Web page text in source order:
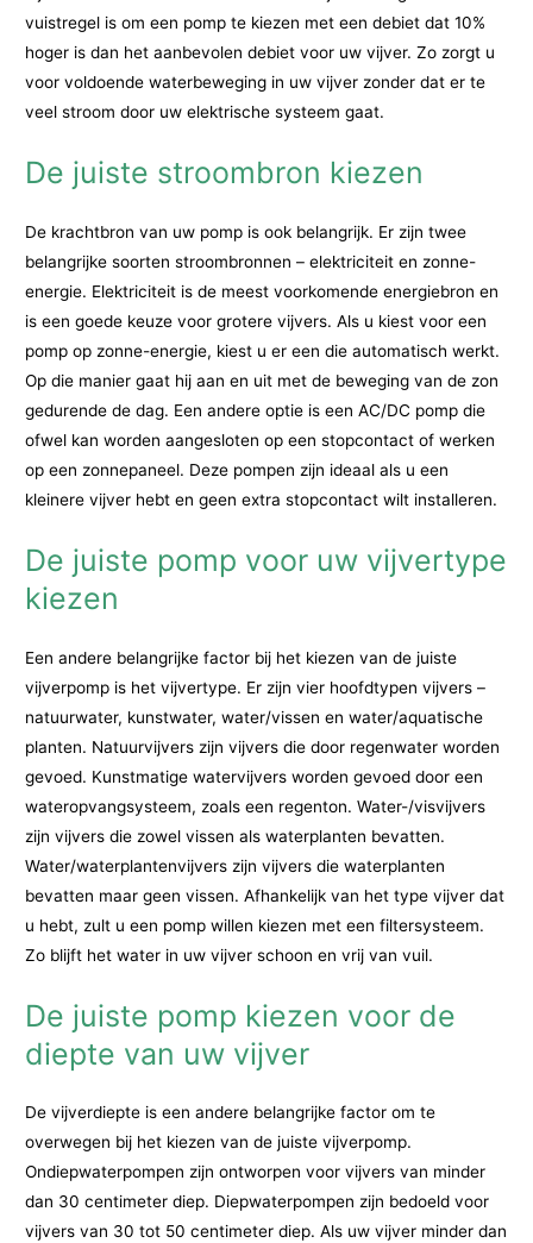
vuistregel is om een pomp te kiezen met een debiet dat 10%
hoger is dan het aanbevolen debiet voor uw vijver. Zo zorgt u
voor voldoende waterbeweging in uw vijver zonder dat er te
veel stroom door uw elektrische systeem gaat.
De juiste stroombron kiezen
De krachtbron van uw pomp is ook belangrijk. Er zijn twee
belangrijke soorten stroombronnen – elektriciteit en zonne-
energie. Elektriciteit is de meest voorkomende energiebron en
is een goede keuze voor grotere vijvers. Als u kiest voor een
pomp op zonne-energie, kiest u er een die automatisch werkt.
Op die manier gaat hij aan en uit met de beweging van de zon
gedurende de dag. Een andere optie is een AC/DC pomp die
ofwel kan worden aangesloten op een stopcontact of werken
op een zonnepaneel. Deze pompen zijn ideaal als u een
kleinere vijver hebt en geen extra stopcontact wilt installeren.
De juiste pomp voor uw vijvertype
kiezen
Een andere belangrijke factor bij het kiezen van de juiste
vijverpomp is het vijvertype. Er zijn vier hoofdtypen vijvers –
natuurwater, kunstwater, water/vissen en water/aquatische
planten. Natuurvijvers zijn vijvers die door regenwater worden
gevoed. Kunstmatige watervijvers worden gevoed door een
wateropvangsysteem, zoals een regenton. Water-/visvijvers
zijn vijvers die zowel vissen als waterplanten bevatten.
Water/waterplantenvijvers zijn vijvers die waterplanten
bevatten maar geen vissen. Afhankelijk van het type vijver dat
u hebt, zult u een pomp willen kiezen met een filtersysteem.
Zo blijft het water in uw vijver schoon en vrij van vuil.
De juiste pomp kiezen voor de
diepte van uw vijver
De vijverdiepte is een andere belangrijke factor om te
overwegen bij het kiezen van de juiste vijverpomp.
Ondiepwaterpompen zijn ontworpen voor vijvers van minder
dan 30 centimeter diep. Diepwaterpompen zijn bedoeld voor
vijvers van 30 tot 50 centimeter diep. Als uw vijver minder dan